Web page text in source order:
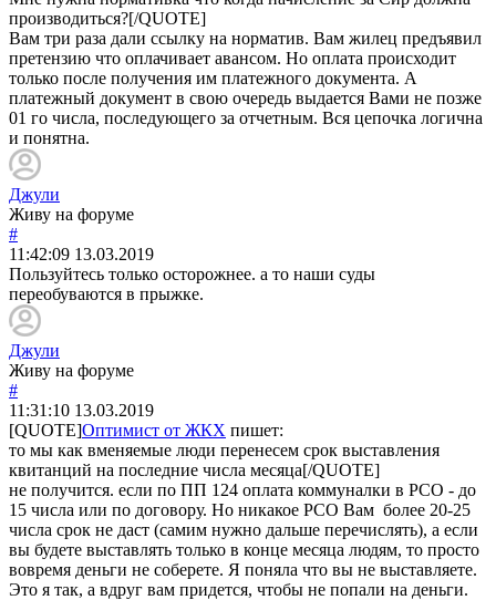
производиться?[/QUOTE]
Вам три раза дали ссылку на норматив. Вам жилец предъявил
претензию что оплачивает авансом. Но оплата происходит
только после получения им платежного документа. А
платежный документ в свою очередь выдается Вами не позже
01 го числа, последующего за отчетным. Вся цепочка логична
и понятна.
Джули
Живу на форуме
#
11:42:09 13.03.2019
Пользуйтесь только осторожнее. а то наши суды
переобуваются в прыжке.
Джули
Живу на форуме
#
11:31:10 13.03.2019
[QUOTE]Оптимист от ЖКХ пишет:
то мы как вменяемые люди перенесем срок выставления
квитанций на последние числа месяца[/QUOTE]
не получится. если по ПП 124 оплата коммуналки в РСО - до
15 числа или по договору. Но никакое РСО Вам более 20-25
числа срок не даст (самим нужно дальше перечислять), а если
вы будете выставлять только в конце месяца людям, то просто
вовремя деньги не соберете. Я поняла что вы не выставляете.
Это я так, а вдруг вам придется, чтобы не попали на деньги.